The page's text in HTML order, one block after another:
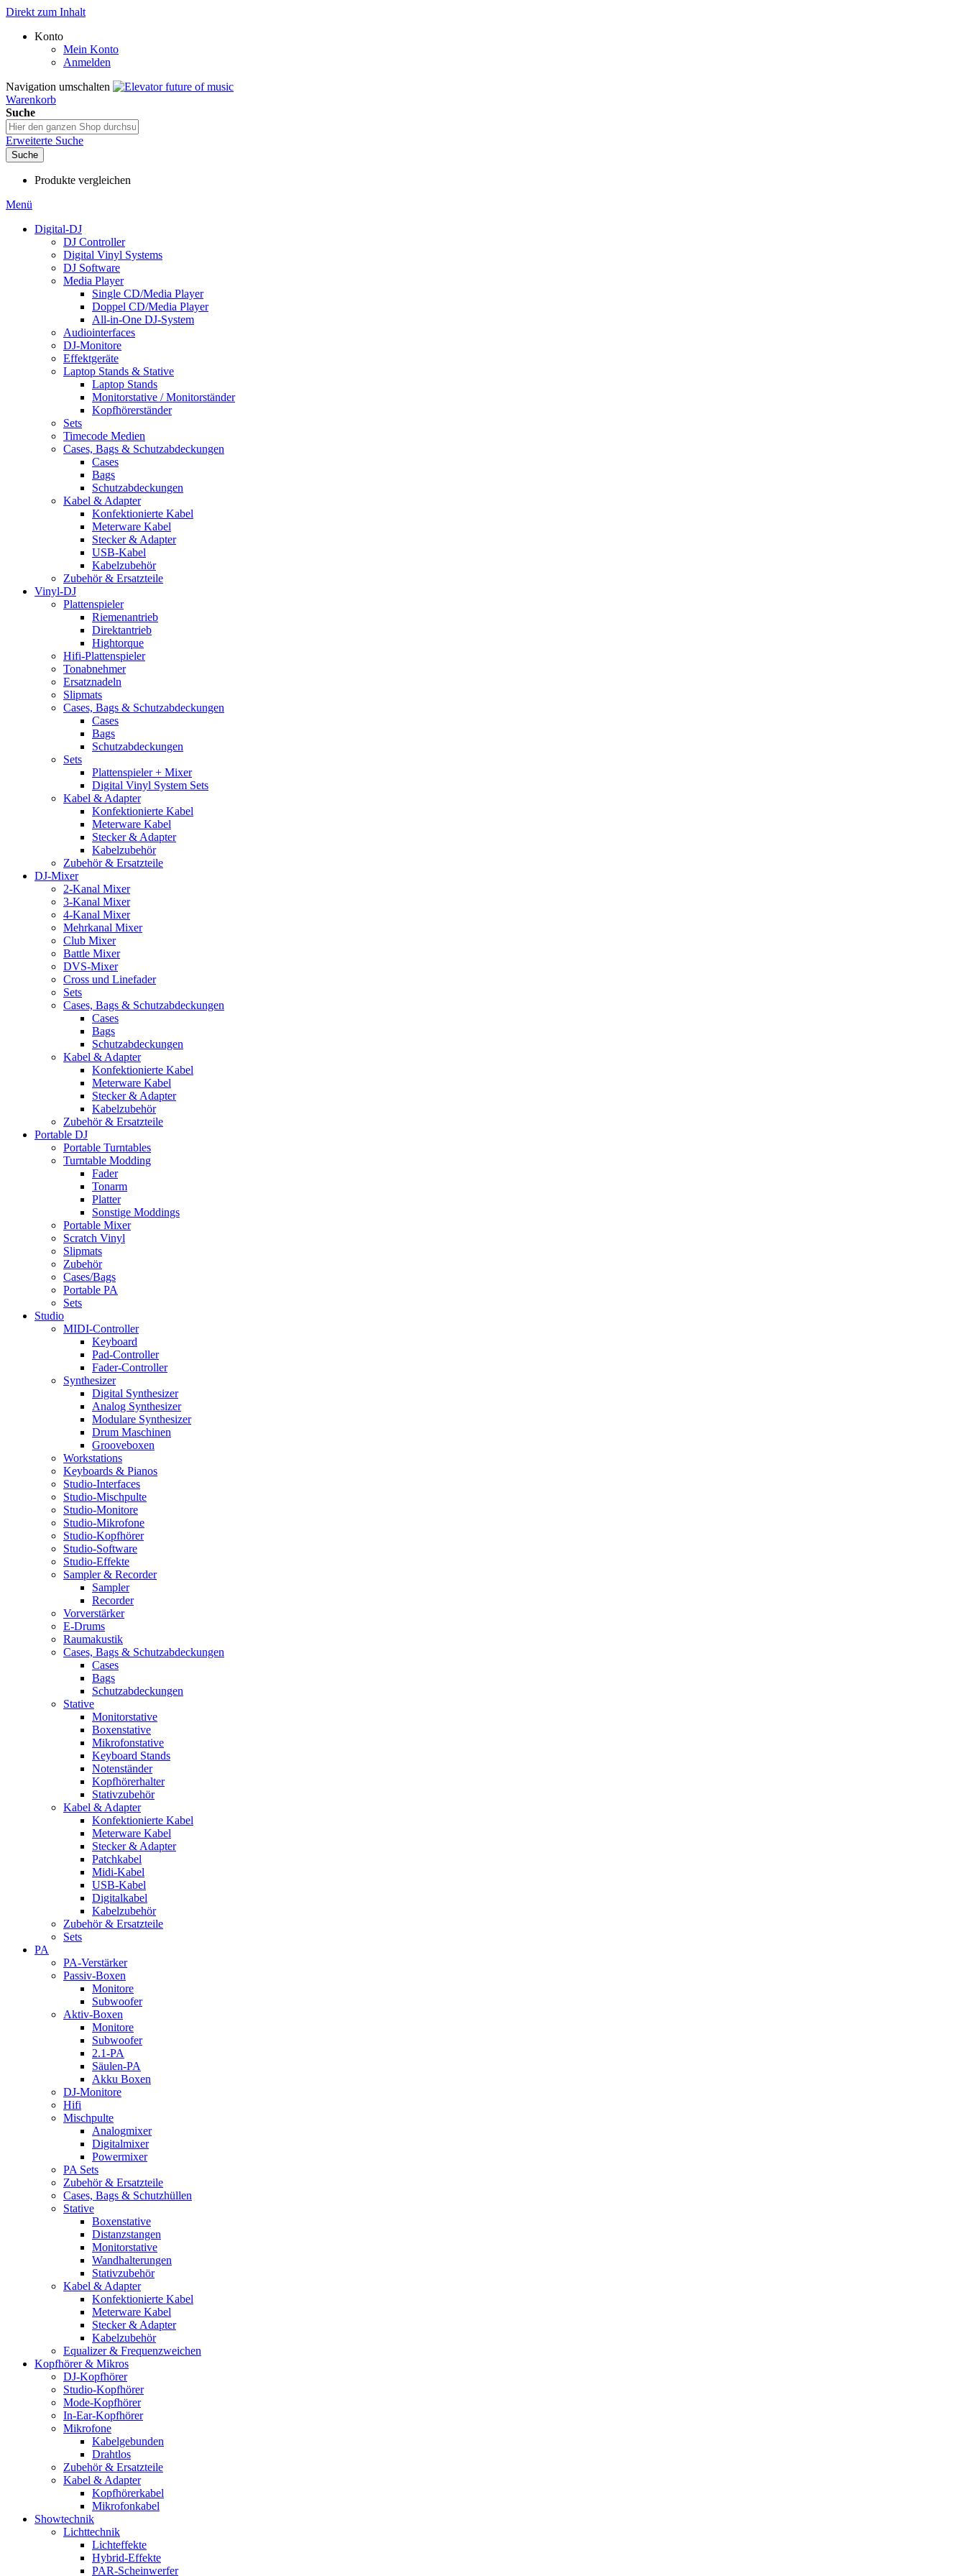
Direkt zum Inhalt
Konto
Mein Konto
Anmelden
Navigation umschalten
Warenkorb
Suche
Erweiterte Suche
Suche
Produkte vergleichen
Menü
Digital-DJ
DJ Controller
Digital Vinyl Systems
DJ Software
Media Player
Single CD/Media Player
Doppel CD/Media Player
All-in-One DJ-System
Audiointerfaces
DJ-Monitore
Effektgeräte
Laptop Stands & Stative
Laptop Stands
Monitorstative / Monitorständer
Kopfhörerständer
Sets
Timecode Medien
Cases, Bags & Schutzabdeckungen
Cases
Bags
Schutzabdeckungen
Kabel & Adapter
Konfektionierte Kabel
Meterware Kabel
Stecker & Adapter
USB-Kabel
Kabelzubehör
Zubehör & Ersatzteile
Vinyl-DJ
Plattenspieler
Riemenantrieb
Direktantrieb
Hightorque
Hifi-Plattenspieler
Tonabnehmer
Ersatznadeln
Slipmats
Cases, Bags & Schutzabdeckungen
Cases
Bags
Schutzabdeckungen
Sets
Plattenspieler + Mixer
Digital Vinyl System Sets
Kabel & Adapter
Konfektionierte Kabel
Meterware Kabel
Stecker & Adapter
Kabelzubehör
Zubehör & Ersatzteile
DJ-Mixer
2-Kanal Mixer
3-Kanal Mixer
4-Kanal Mixer
Mehrkanal Mixer
Club Mixer
Battle Mixer
DVS-Mixer
Cross und Linefader
Sets
Cases, Bags & Schutzabdeckungen
Cases
Bags
Schutzabdeckungen
Kabel & Adapter
Konfektionierte Kabel
Meterware Kabel
Stecker & Adapter
Kabelzubehör
Zubehör & Ersatzteile
Portable DJ
Portable Turntables
Turntable Modding
Fader
Tonarm
Platter
Sonstige Moddings
Portable Mixer
Scratch Vinyl
Slipmats
Zubehör
Cases/Bags
Portable PA
Sets
Studio
MIDI-Controller
Keyboard
Pad-Controller
Fader-Controller
Synthesizer
Digital Synthesizer
Analog Synthesizer
Modulare Synthesizer
Drum Maschinen
Grooveboxen
Workstations
Keyboards & Pianos
Studio-Interfaces
Studio-Mischpulte
Studio-Monitore
Studio-Mikrofone
Studio-Kopfhörer
Studio-Software
Studio-Effekte
Sampler & Recorder
Sampler
Recorder
Vorverstärker
E-Drums
Raumakustik
Cases, Bags & Schutzabdeckungen
Cases
Bags
Schutzabdeckungen
Stative
Monitorstative
Boxenstative
Mikrofonstative
Keyboard Stands
Notenständer
Kopfhörerhalter
Stativzubehör
Kabel & Adapter
Konfektionierte Kabel
Meterware Kabel
Stecker & Adapter
Patchkabel
Midi-Kabel
USB-Kabel
Digitalkabel
Kabelzubehör
Zubehör & Ersatzteile
Sets
PA
PA-Verstärker
Passiv-Boxen
Monitore
Subwoofer
Aktiv-Boxen
Monitore
Subwoofer
2.1-PA
Säulen-PA
Akku Boxen
DJ-Monitore
Hifi
Mischpulte
Analogmixer
Digitalmixer
Powermixer
PA Sets
Zubehör & Ersatzteile
Cases, Bags & Schutzhüllen
Stative
Boxenstative
Distanzstangen
Monitorstative
Wandhalterungen
Stativzubehör
Kabel & Adapter
Konfektionierte Kabel
Meterware Kabel
Stecker & Adapter
Kabelzubehör
Equalizer & Frequenzweichen
Kopfhörer & Mikros
DJ-Kopfhörer
Studio-Kopfhörer
Mode-Kopfhörer
In-Ear-Kopfhörer
Mikrofone
Kabelgebunden
Drahtlos
Zubehör & Ersatzteile
Kabel & Adapter
Kopfhörerkabel
Mikrofonkabel
Showtechnik
Lichttechnik
Lichteffekte
Hybrid-Effekte
PAR-Scheinwerfer